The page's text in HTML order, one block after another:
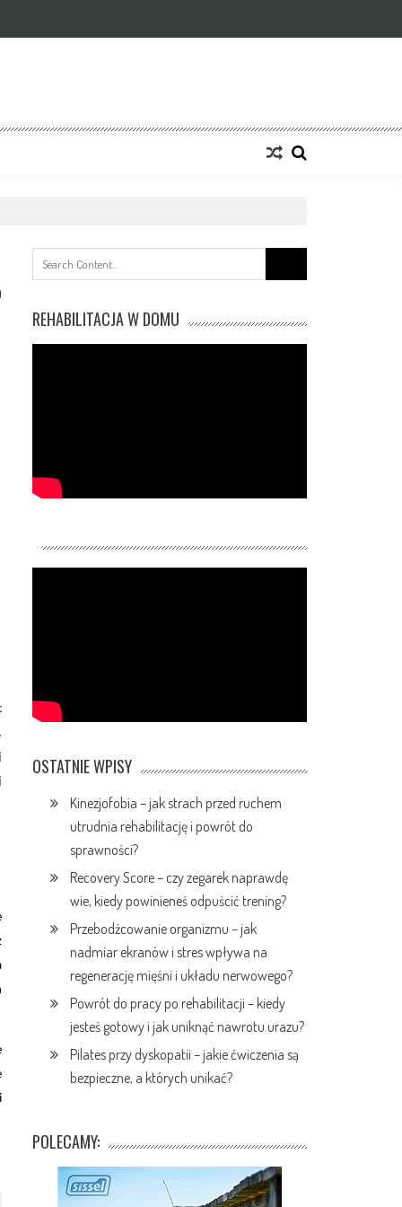
for:
REHABILITACJA W DOMU
OSTATNIE WPISY
Kinezjofobia – jak strach przed ruchem
utrudnia rehabilitację i powrót do
sprawności?
Recovery Score – czy zegarek naprawdę
wie, kiedy powinieneś odpuścić trening?
Przebodźcowanie organizmu – jak
nadmiar ekranów i stres wpływa na
regenerację mięśni i układu nerwowego?
Powrót do pracy po rehabilitacji – kiedy
jesteś gotowy i jak uniknąć nawrotu urazu?
Pilates przy dyskopatii – jakie ćwiczenia są
bezpieczne, a których unikać?
POLECAMY: